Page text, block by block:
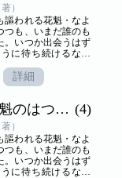
）
謳われる花魁・なよ
つも、いまだ誰のも
。いつか出会うはず
に待ち続けるなよ
た“初めての恋”を
詳細
十六夜綺譚～吉原花魁のはつ恋～ 分冊版 (4)
）
謳われる花魁・なよ
つも、いまだ誰のも
。いつか出会うはず
に待ち続けるなよ